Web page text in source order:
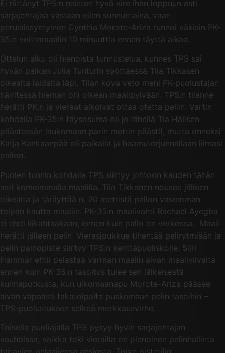
Ei riittänyt TPS:n naisten hyvä vire ihan loppuun asti
sarjajohtajaa vastaan eilen sunnuntaina, vaan
perulaissyntyinen Cynthia Morote-Ariza runnoi väkisin PK-
35:n voittomaalin 10 minuuttia ennen täyttä aikaa.
Ottelun alku oli hienoista tunnustelua, kunnes TPS sai
hyvän paikan Julia Tunturin syöttäessä Tiia Tikkasen
oikealta laidalta läpi. Tiian kova veto meni PK-puolustajan
häiritessä hieman ohi oikean maalipylvään. TPS:n tilanne
herätti PK:n ja vieraat alkoivat ottaa otetta peliin. Vartin
kohdalla PK-35:n täysosuma oli jo lähellä Tia Hälisen
päästessän laukomaan parin metrin päästä, mutta onneksi
Katja Kankaanpää oli paikalla ja haamutorjunnallaan liimasi
pallon.
Puolen tunnin kohdalla TPS siirtyy johtoon kauden tähän
asti komeimmalla maalilla. Tiia Tikkanen nousee jälleen
oikealta ja täräyttää n. 20 metristä pallon vasemman
tolpan kautta maaliin. PK-35:n maalivahti Rachael Ayegba
ei ehdi liikahtaakaan, ennen kuin pallo on verkossa. Maali
herätti jälleen pelin. Vierasjoukkue tihentää pelirytmiään ja
pelin painopiste siirtyy TPS:n kenttäpuoliskolle. Siiri
Hammar ehtii pelastaa varman maalin aivan maaliviivalta
ennen kuin PK-35:n tasoitus tulee sen jälkeisestä
kulmapotkusta, kun ulkomaanapu Morote-Ariza pääsee
aivan vapaasti takatolpalta puskemaan pelin tasoihin –
TPS-puolustuksen selkeä merkkausvirhe.
Toisella puoliajalla TPS pysyy hyvin sarjajohtajan
vauhdissa, vaikka toki vierailla on pienoinen pelinhallinta